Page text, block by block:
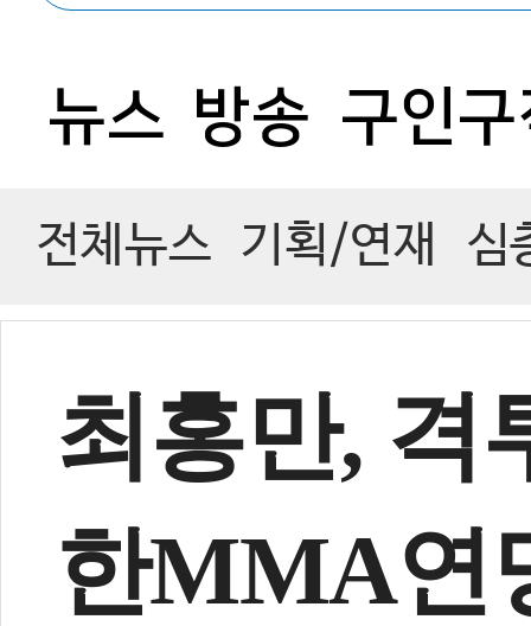
뉴스 방송 구인
전체뉴스 기획/연재 심
최홍만,
한MMA연